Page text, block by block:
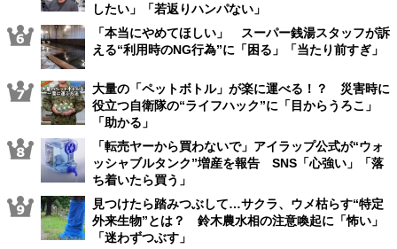
したい」「若返りハンパない」
「本当にやめてほしい」 スーパー銭湯スタッフが訴
える“利用時のNG行為”に「困る」「当たり前すぎ」
大量の「ペットボトル」が楽に運べる！？ 災害時に
役立つ自衛隊の“ライフハック”に「目からうろこ」
「助かる」
「転売ヤーから買わないで」アイラップ公式が“ウォ
ッシャブルタンク”増産を報告 SNS「心強い」「落
ち着いたら買う」
見つけたら踏みつぶして…サクラ、ウメ枯らす“特定
外来生物”とは？ 鈴木農水相の注意喚起に「怖い」
「迷わずつぶす」